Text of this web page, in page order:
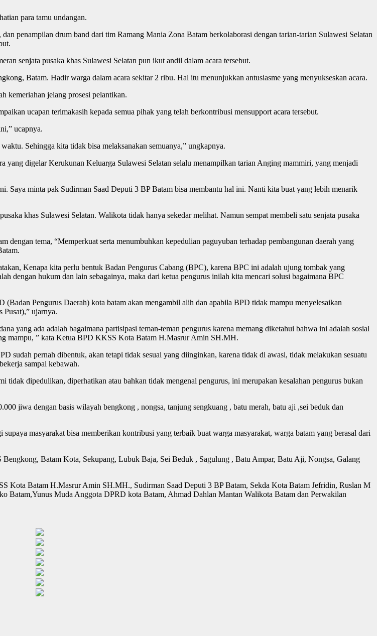
para tamu undangan.
penampilan drum band dari tim Ramang Mania Zona Batam berkolaborasi dengan tarian-tarian Sulawesi Selatan
senjata pusaka khas Sulawesi Selatan pun ikut andil dalam acara tersebut.
Batam. Hadir warga dalam acara sekitar 2 ribu. Hal itu menunjukkan antusiasme yang menyukseskan acara.
kemeriahan jelang prosesi pelantikan.
ucapan terimakasih kepada semua pihak yang telah berkontribusi mensupport acara tersebut.
ucapnya.
Sehingga kita tidak bisa melaksanakan semuanya,” ungkapnya.
yang digelar Kerukunan Keluarga Sulawesi Selatan selalu menampilkan tarian Anging mammiri, yang menjadi
Saya minta pak Sudirman Saad Deputi 3 BP Batam bisa membantu hal ini. Nanti kita buat yang lebih menarik
khas Sulawesi Selatan. Walikota tidak hanya sekedar melihat. Namun sempat membeli satu senjata pusaka
tema, “Memperkuat serta menumbuhkan kepedulian paguyuban terhadap pembangunan daerah yang
Kenapa kita perlu bentuk Badan Pengurus Cabang (BPC), karena BPC ini adalah ujung tombak yang
dengan hukum dan lain sebagainya, maka dari ketua pengurus inilah kita mencari solusi bagaimana BPC
Pengurus Daerah) kota batam akan mengambil alih dan apabila BPD tidak mampu menyelesaikan
Pusat),” ujarnya.
yang ada adalah bagaimana partisipasi teman-teman pengurus karena memang diketahui bahwa ini adalah sosial
mampu, ” kata Ketua BPD KKSS Kota Batam H.Masrur Amin SH.MH.
sudah pernah dibentuk, akan tetapi tidak sesuai yang diinginkan, karena tidak di awasi, tidak melakukan sesuatu
sampai kebawah.
dipedulikan, diperhatikan atau bahkan tidak mengenal pengurus, ini merupakan kesalahan pengurus bukan
jiwa dengan basis wilayah bengkong , nongsa, tanjung sengkuang , batu merah, batu aji ,sei beduk dan
masyarakat bisa memberikan kontribusi yang terbaik buat warga masyarakat, warga batam yang berasal dari
Batam Kota, Sekupang, Lubuk Baja, Sei Beduk , Sagulung , Batu Ampar, Batu Aji, Nongsa, Galang
Batam H.Masrur Amin SH.MH., Sudirman Saad Deputi 3 BP Batam, Sekda Kota Batam Jefridin, Ruslan M
Muda Anggota DPRD kota Batam, Ahmad Dahlan Mantan Walikota Batam dan Perwakilan